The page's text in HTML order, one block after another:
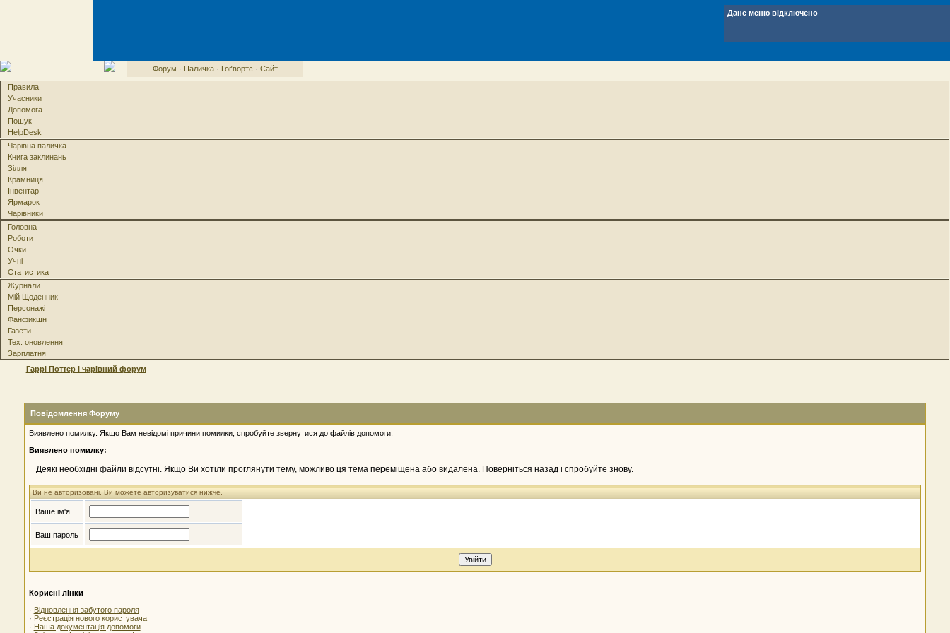
Дане меню відключено
Форум · Паличка· Гоґвортс · Сайт
Правила
Учасники
Допомога
Пошук
HelpDesk
Чарівна паличка
Книга заклинань
Зілля
Крамниця
Інвентар
Ярмарок
Чарівники
Головна
Роботи
Очки
Учні
Статистика
Журнали
Мій Щоденник
Персонажі
Фанфикшн
Газети
Тех. оновлення
Зарплатня
Гаррі Поттер і чарівний форум
Повідомлення Форуму
Виявлено помилку. Якщо Вам невідомі причини помилки, спробуйте звернутися до файлів допомоги.
Виявлено помилку:
Деякі необхідні файли відсутні. Якщо Ви хотіли проглянути тему, можливо ця тема переміщена або видалена. Поверніться назад і спробуйте знову.
Ви не авторизовані. Ви можете авторизуватися нижче.
Ваше ім'я
Ваш пароль
Корисні лінки
· Відновлення забутого пароля
· Реєстрація нового користувача
· Наша документація допомоги